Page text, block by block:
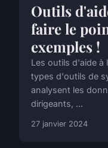
Outils
faire le
exemples !
Les outils d'aide à
types d'outils de
analysent les
dirigeants, ...
27 janvier 2024